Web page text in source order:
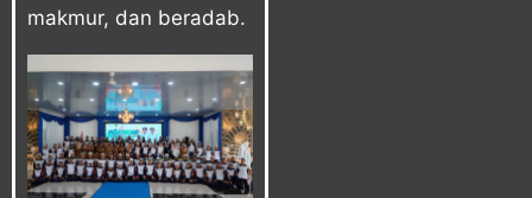
makmur, dan beradab.